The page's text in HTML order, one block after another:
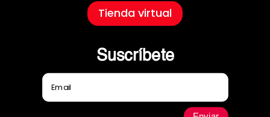
Tienda virtual
Suscríbete